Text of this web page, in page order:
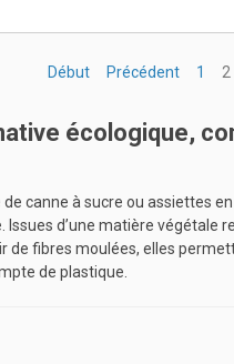
Début Précédent 1 2
écologique,
canne à sucre ou assiettes
d’une matière végétale
de fibres moulées, elles
de plastique.